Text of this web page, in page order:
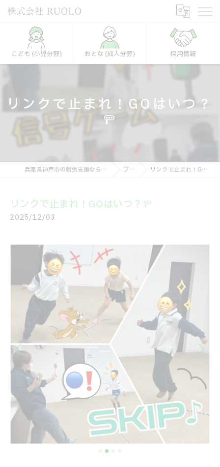
こども (小児分野) おとな (成人分野) 採用情報
リンクで止まれ！GOはいつ？
🚥
兵庫県神戸市の就労支援なら株式会社RUOLO ブログ リンクで止まれ！GOはいつ？🚥
リンクで止まれ！GOはいつ？🚥
2025/12/03